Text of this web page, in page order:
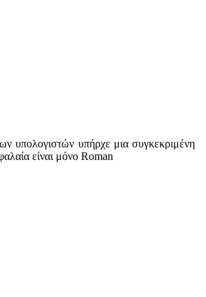
υπολογιστών υπήρχε μια συγκεκριμένη
είναι μόνο Roman